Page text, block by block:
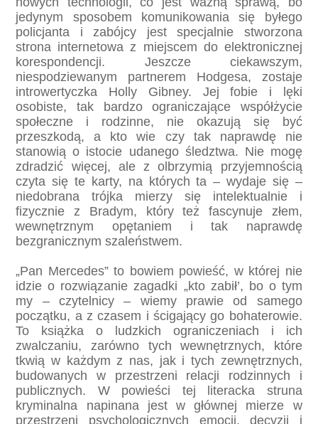
jedynym sposobem komunikowania się byłego
policjanta i zabójcy jest specjalnie stworzona
strona internetowa z miejscem do elektronicznej
korespondencji. Jeszcze ciekawszym,
niespodziewanym partnerem Hodgesa, zostaje
introwertyczka Holly Gibney. Jej fobie i lęki
osobiste, tak bardzo ograniczające współżycie
społeczne i rodzinne, nie okazują się być
przeszkodą, a kto wie czy tak naprawdę nie
stanowią o istocie udanego śledztwa. Nie mogę
zdradzić więcej, ale z olbrzymią przyjemnością
czyta się te karty, na których ta – wydaje się –
niedobrana trójka mierzy się intelektualnie i
fizycznie z Bradym, który też fascynuje złem,
wewnętrznym opętaniem i tak naprawdę
bezgranicznym szaleństwem.
„Pan Mercedes” to bowiem powieść, w której nie
idzie o rozwiązanie zagadki „kto zabił’, bo o tym
my – czytelnicy – wiemy prawie od samego
początku, a z czasem i ścigający go bohaterowie.
To książka o ludzkich ograniczeniach i ich
zwalczaniu, zarówno tych wewnętrznych, które
tkwią w każdym z nas, jak i tych zewnętrznych,
budowanych w przestrzeni relacji rodzinnych i
publicznych. W powieści tej literacka struna
kryminalna napinana jest w głównej mierze w
przestrzeni psychologicznych emocji, decyzji i